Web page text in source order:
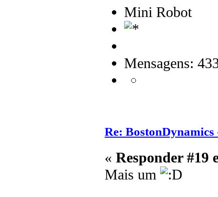
Mini Robot
Mensagens:
Re:
« Responder #19
Mais um